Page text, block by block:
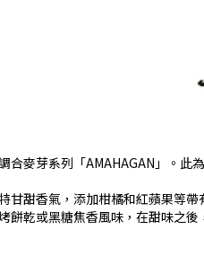
合麥芽系列「AMAHAGAN」。
甘甜香氣，添加柑橘和紅蘋果等
餅乾或黑糖焦香風味，在甜味之